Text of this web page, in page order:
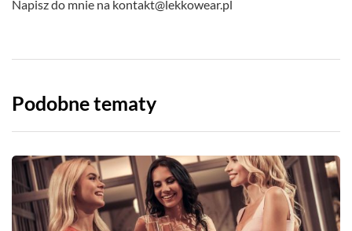
Napisz do mnie na kontakt@lekkowear.pl
Podobne tematy